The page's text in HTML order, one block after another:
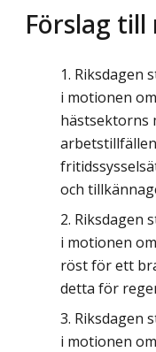
Förslag till
Riksdagen
i motionen
hästsektorns
och
Riksdagen
i motionen
röst för ett
detta för
Riksdagen
i motionen